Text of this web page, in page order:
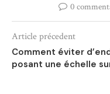
0
Article précedent
Comment éviter
posant une échelle